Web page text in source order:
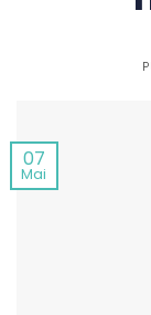
07
Mai